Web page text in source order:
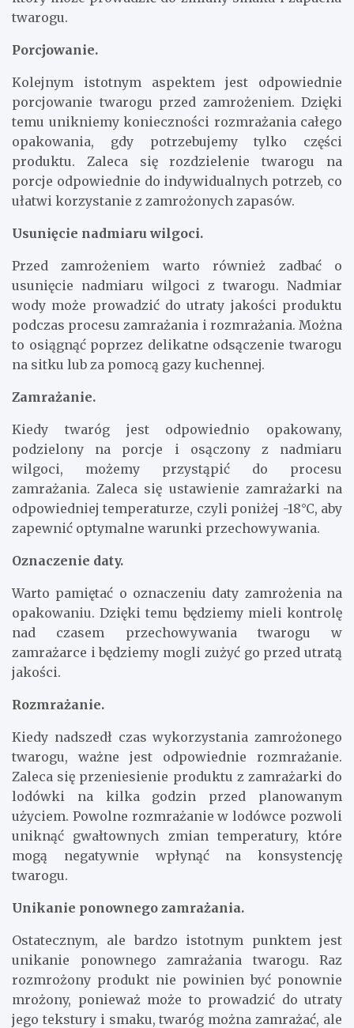
twarogu.
Porcjowanie.
Kolejnym istotnym aspektem jest odpowiednie
porcjowanie twarogu przed zamrożeniem. Dzięki
temu unikniemy konieczności rozmrażania całego
opakowania, gdy potrzebujemy tylko części
produktu. Zaleca się rozdzielenie twarogu na
porcje odpowiednie do indywidualnych potrzeb, co
ułatwi korzystanie z zamrożonych zapasów.
Usunięcie nadmiaru wilgoci.
Przed zamrożeniem warto również zadbać o
usunięcie nadmiaru wilgoci z twarogu. Nadmiar
wody może prowadzić do utraty jakości produktu
podczas procesu zamrażania i rozmrażania. Można
to osiągnąć poprzez delikatne odsączenie twarogu
na sitku lub za pomocą gazy kuchennej.
Zamrażanie.
Kiedy twaróg jest odpowiednio opakowany,
podzielony na porcje i osączony z nadmiaru
wilgoci, możemy przystąpić do procesu
zamrażania. Zaleca się ustawienie zamrażarki na
odpowiedniej temperaturze, czyli poniżej -18°C, aby
zapewnić optymalne warunki przechowywania.
Oznaczenie daty.
Warto pamiętać o oznaczeniu daty zamrożenia na
opakowaniu. Dzięki temu będziemy mieli kontrolę
nad czasem przechowywania twarogu w
zamrażarce i będziemy mogli zużyć go przed utratą
jakości.
Rozmrażanie.
Kiedy nadszedł czas wykorzystania zamrożonego
twarogu, ważne jest odpowiednie rozmrażanie.
Zaleca się przeniesienie produktu z zamrażarki do
lodówki na kilka godzin przed planowanym
użyciem. Powolne rozmrażanie w lodówce pozwoli
uniknąć gwałtownych zmian temperatury, które
mogą negatywnie wpłynąć na konsystencję
twarogu.
Unikanie ponownego zamrażania.
Ostatecznym, ale bardzo istotnym punktem jest
unikanie ponownego zamrażania twarogu. Raz
rozmrożony produkt nie powinien być ponownie
mrożony, ponieważ może to prowadzić do utraty
jego tekstury i smaku, twaróg można zamrażać, ale